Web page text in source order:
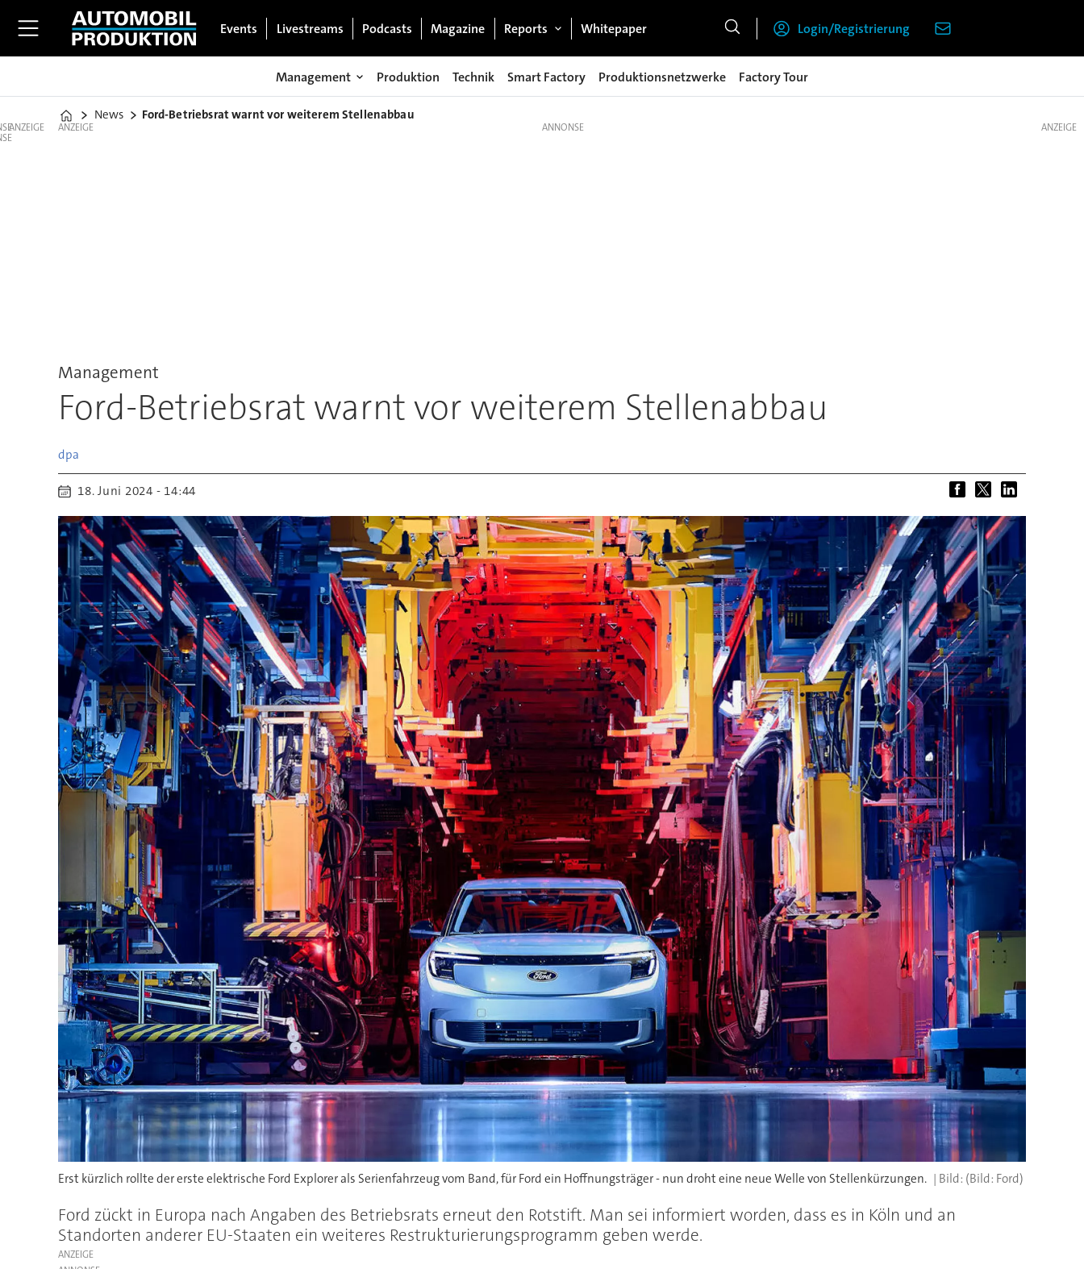
Events Livestreams Podcasts Magazine Reports Whitepaper Login/Registrierung
Management Produktion Technik Smart Factory Produktionsnetzwerke Factory Tour
Home
News Ford-Betriebsrat warnt vor weiterem Stellenabbau
ANZEIGE ANZEIGE
Management
Ford-Betriebsrat warnt vor weiterem Stellenabbau
dpa
18. Juni 2024 - 14:44
Erst kürzlich rollte der erste elektrische Ford Explorer als Serienfahrzeug vom Band, für Ford ein Hoffnungsträger - nun droht eine neue Welle von Stellenkürzungen. (Bild: Ford)
Ford zückt in Europa nach Angaben des Betriebsrats erneut den Rotstift. Man sei informiert worden, dass es in Köln und an
Standorten anderer EU-Staaten ein weiteres Restrukturierungsprogramm geben werde.
ANZEIGE
ANZEIGE